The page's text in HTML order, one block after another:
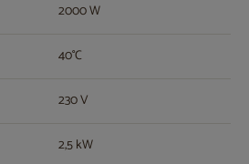
2000 W
40°C
230 V
2,5 kW